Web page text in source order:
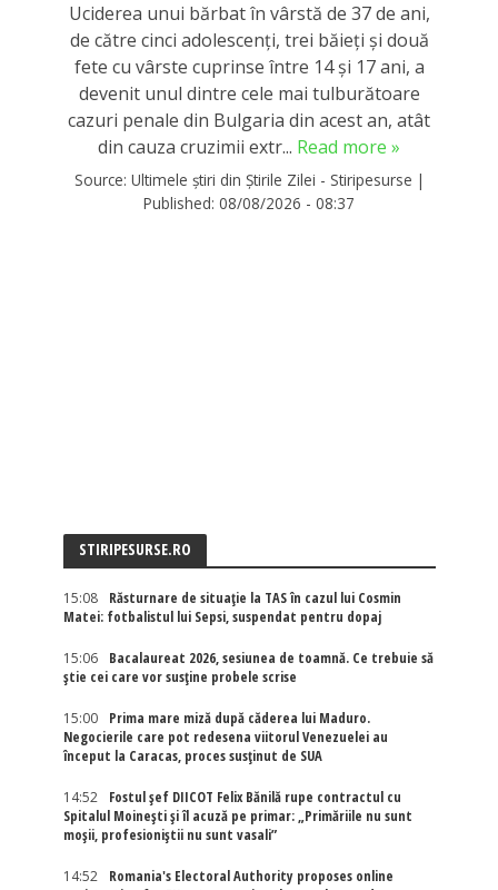
Uciderea unui bărbat în vârstă de 37 de ani,
de către cinci adolescenţi, trei băieţi şi două
fete cu vârste cuprinse între 14 şi 17 ani, a
devenit unul dintre cele mai tulburătoare
cazuri penale din Bulgaria din acest an, atât
din cauza cruzimii extr... Read more »
Source: Ultimele știri din Știrile Zilei - Stiripesurse |
Published: 08/08/2026 - 08:37
STIRIPESURSE.RO
15:08
Răsturnare de situație la TAS în cazul lui Cosmin
Matei: fotbalistul lui Sepsi, suspendat pentru dopaj
15:06
Bacalaureat 2026, sesiunea de toamnă. Ce trebuie să
știe cei care vor susține probele scrise
15:00
Prima mare miză după căderea lui Maduro.
Negocierile care pot redesena viitorul Venezuelei au
început la Caracas, proces susținut de SUA
14:52
Fostul șef DIICOT Felix Bănilă rupe contractul cu
Spitalul Moinești și îl acuză pe primar: „Primăriile nu sunt
moșii, profesioniștii nu sunt vasali”
14:52
Romania's Electoral Authority proposes online